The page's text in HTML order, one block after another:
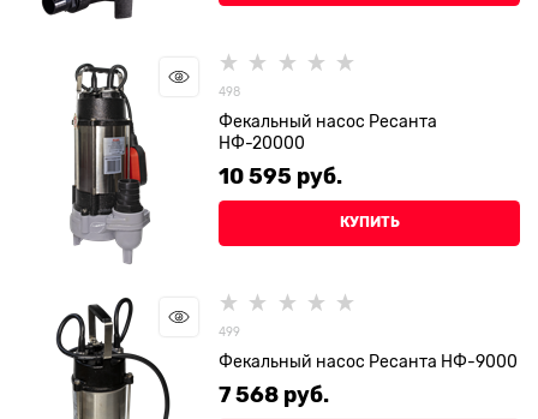
498
Фекальный насос Ресанта
НФ-20000
10 595 руб.
КУПИТЬ
499
Фекальный насос Ресанта НФ-9000
7 568 руб.